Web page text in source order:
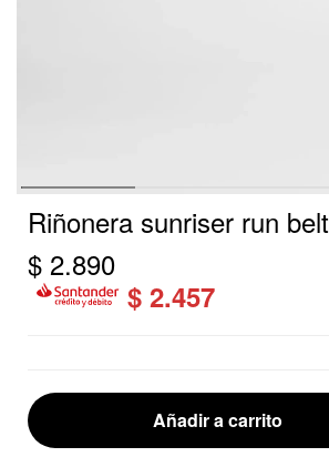
Riñonera sunriser run belt
$ 2.890
$ 2.457
Añadir a carrito